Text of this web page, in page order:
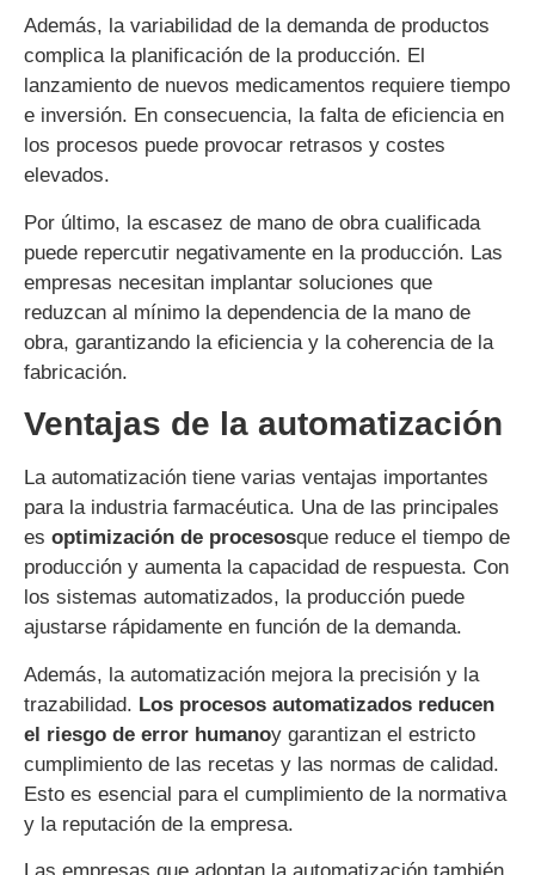
Además, la variabilidad de la demanda de productos
complica la planificación de la producción. El
lanzamiento de nuevos medicamentos requiere tiempo
e inversión. En consecuencia, la falta de eficiencia en
los procesos puede provocar retrasos y costes
elevados.
Por último, la escasez de mano de obra cualificada
puede repercutir negativamente en la producción. Las
empresas necesitan implantar soluciones que
reduzcan al mínimo la dependencia de la mano de
obra, garantizando la eficiencia y la coherencia de la
fabricación.
Ventajas de la automatización
La automatización tiene varias ventajas importantes
para la industria farmacéutica. Una de las principales
es optimización de procesosque reduce el tiempo de
producción y aumenta la capacidad de respuesta. Con
los sistemas automatizados, la producción puede
ajustarse rápidamente en función de la demanda.
Además, la automatización mejora la precisión y la
trazabilidad. Los procesos automatizados reducen
el riesgo de error humanoy garantizan el estricto
cumplimiento de las recetas y las normas de calidad.
Esto es esencial para el cumplimiento de la normativa
y la reputación de la empresa.